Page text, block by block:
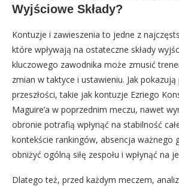
Wyjściowe Składy?
Kontuzje i zawieszenia to jedne z
które wpływają na ostateczne składy
kluczowego zawodnika może zmusić
zmian w taktyce i ustawieniu. Jak pokazują
przeszłości, takie jak kontuzje Ezriego
Maguire’a w poprzednim meczu, nawet
obronie potrafią wpłynąć na stabilność
kontekście rankingów, absencja ważnego
obniżyć ogólną siłę zespołu i wpłynąć na
Dlatego też, przed każdym meczem,